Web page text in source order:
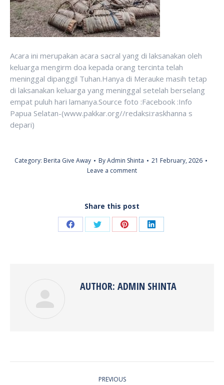
Acara ini merupakan acara sacral yang di laksanakan oleh
keluarga mengirm doa kepada orang tercinta telah
meninggal dipanggil Tuhan.Hanya di Merauke masih tetap
di laksanakan keluarga yang meninggal setelah berselang
empat puluh hari lamanya.Source foto :Facebook :Info
Papua Selatan-(www.pakkar.org//redaksi:raskhanna s
depari)
Category: Berita Give Away ByAdmin Shinta
21 February, 2026
Leave a comment
Share this post
Share Share Share Share
AUTHOR: ADMIN SHINTA
PREVIOUS